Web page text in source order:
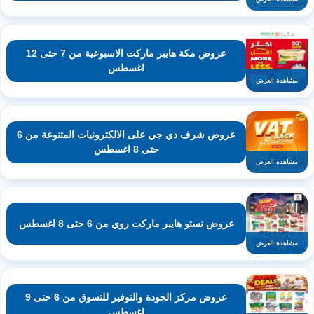
مشاهدة العرض
عروض مكة هايبر ماركت الاسبوعية من 7 حتى 12
اغسطس
مشاهدة العرض
عروض شرف دي جي على الالكترونيات المتنوعة من 6
حتى 8 اغسطس
مشاهدة العرض
عروض نستو هايبر ماركت روي من 6 حتى 8 اغسطس
عروض مركز الجودة والتوفير للتسوق من 6 حتى 9